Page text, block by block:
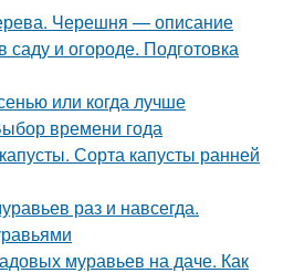
Черешня — описание
саду и огороде. Подготовка
или когда лучше
времени года
Сорта капусты ранней
раз и навсегда.
муравьев на даче. Как